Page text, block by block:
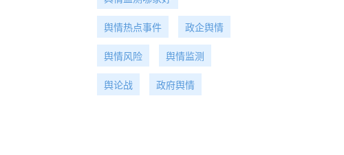
舆情热点事件 政企舆情
舆情风险 舆情监测
舆论战 政府舆情